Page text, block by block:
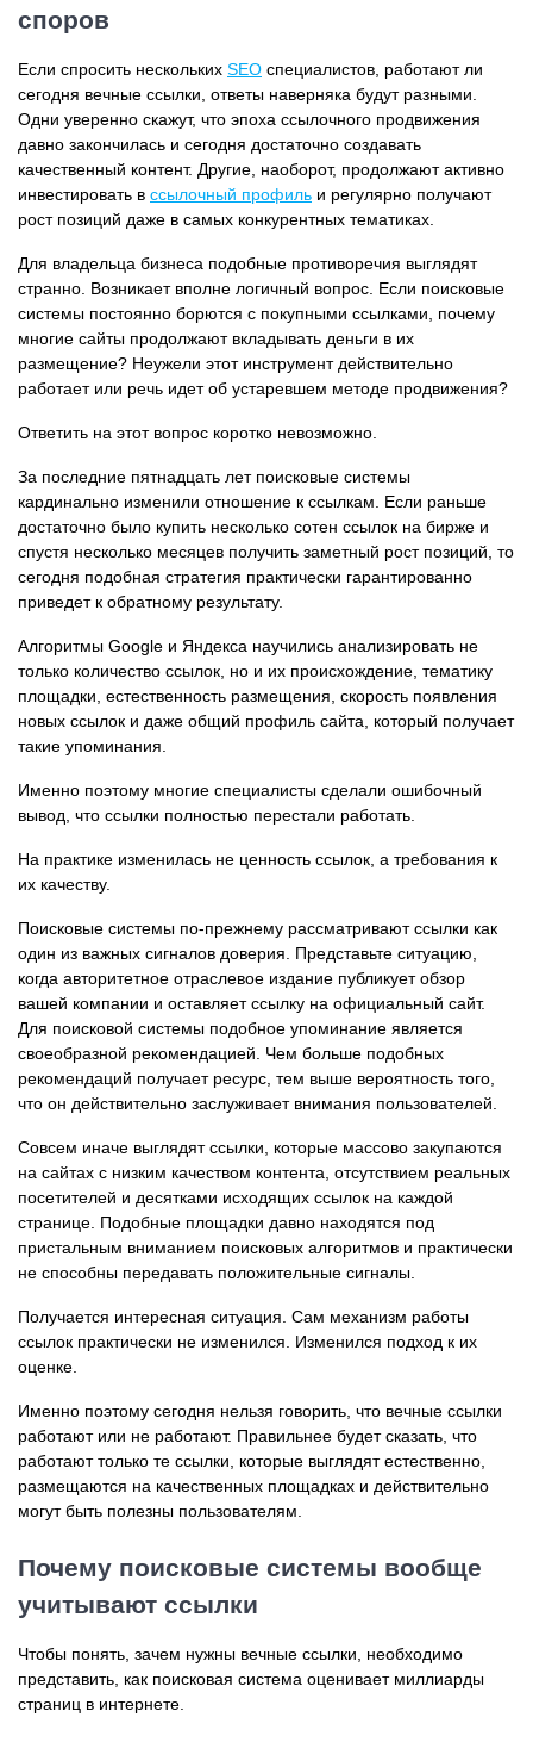
споров
Если спросить нескольких SEO специалистов, работают ли
сегодня вечные ссылки, ответы наверняка будут разными.
Одни уверенно скажут, что эпоха ссылочного продвижения
давно закончилась и сегодня достаточно создавать
качественный контент. Другие, наоборот, продолжают активно
инвестировать в ссылочный профиль и регулярно получают
рост позиций даже в самых конкурентных тематиках.
Для владельца бизнеса подобные противоречия выглядят
странно. Возникает вполне логичный вопрос. Если поисковые
системы постоянно борются с покупными ссылками, почему
многие сайты продолжают вкладывать деньги в их
размещение? Неужели этот инструмент действительно
работает или речь идет об устаревшем методе продвижения?
Ответить на этот вопрос коротко невозможно.
За последние пятнадцать лет поисковые системы
кардинально изменили отношение к ссылкам. Если раньше
достаточно было купить несколько сотен ссылок на бирже и
спустя несколько месяцев получить заметный рост позиций, то
сегодня подобная стратегия практически гарантированно
приведет к обратному результату.
Алгоритмы Google и Яндекса научились анализировать не
только количество ссылок, но и их происхождение, тематику
площадки, естественность размещения, скорость появления
новых ссылок и даже общий профиль сайта, который получает
такие упоминания.
Именно поэтому многие специалисты сделали ошибочный
вывод, что ссылки полностью перестали работать.
На практике изменилась не ценность ссылок, а требования к
их качеству.
Поисковые системы по-прежнему рассматривают ссылки как
один из важных сигналов доверия. Представьте ситуацию,
когда авторитетное отраслевое издание публикует обзор
вашей компании и оставляет ссылку на официальный сайт.
Для поисковой системы подобное упоминание является
своеобразной рекомендацией. Чем больше подобных
рекомендаций получает ресурс, тем выше вероятность того,
что он действительно заслуживает внимания пользователей.
Совсем иначе выглядят ссылки, которые массово закупаются
на сайтах с низким качеством контента, отсутствием реальных
посетителей и десятками исходящих ссылок на каждой
странице. Подобные площадки давно находятся под
пристальным вниманием поисковых алгоритмов и практически
не способны передавать положительные сигналы.
Получается интересная ситуация. Сам механизм работы
ссылок практически не изменился. Изменился подход к их
оценке.
Именно поэтому сегодня нельзя говорить, что вечные ссылки
работают или не работают. Правильнее будет сказать, что
работают только те ссылки, которые выглядят естественно,
размещаются на качественных площадках и действительно
могут быть полезны пользователям.
Почему поисковые системы вообще
учитывают ссылки
Чтобы понять, зачем нужны вечные ссылки, необходимо
представить, как поисковая система оценивает миллиарды
страниц в интернете.